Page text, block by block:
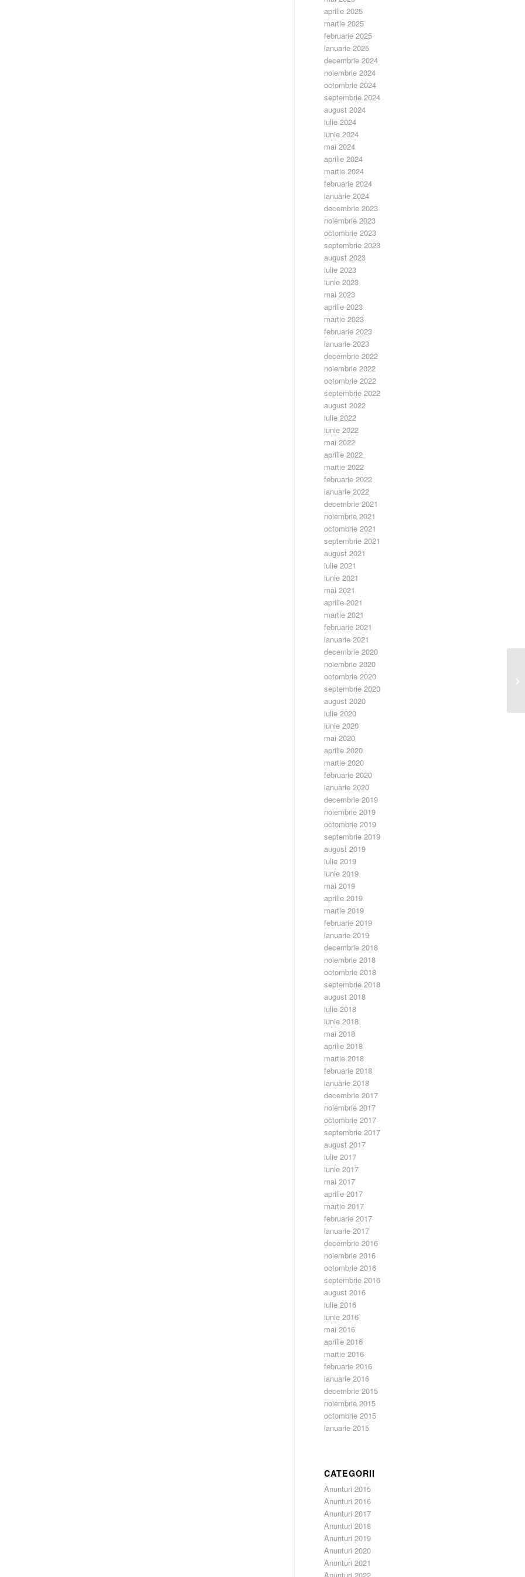
aprilie 2025
martie 2025
februarie 2025
ianuarie 2025
decembrie 2024
noiembrie 2024
octombrie 2024
septembrie 2024
august 2024
iulie 2024
iunie 2024
mai 2024
aprilie 2024
martie 2024
februarie 2024
ianuarie 2024
decembrie 2023
noiembrie 2023
octombrie 2023
septembrie 2023
august 2023
iulie 2023
iunie 2023
mai 2023
aprilie 2023
martie 2023
februarie 2023
ianuarie 2023
decembrie 2022
noiembrie 2022
octombrie 2022
septembrie 2022
august 2022
iulie 2022
iunie 2022
mai 2022
aprilie 2022
martie 2022
februarie 2022
ianuarie 2022
decembrie 2021
noiembrie 2021
octombrie 2021
septembrie 2021
august 2021
iulie 2021
iunie 2021
mai 2021
aprilie 2021
martie 2021
februarie 2021
ianuarie 2021
decembrie 2020
noiembrie 2020
octombrie 2020
septembrie 2020
august 2020
iulie 2020
iunie 2020
mai 2020
aprilie 2020
martie 2020
februarie 2020
ianuarie 2020
decembrie 2019
noiembrie 2019
octombrie 2019
septembrie 2019
august 2019
iulie 2019
iunie 2019
mai 2019
aprilie 2019
martie 2019
februarie 2019
ianuarie 2019
decembrie 2018
noiembrie 2018
octombrie 2018
septembrie 2018
august 2018
iulie 2018
iunie 2018
mai 2018
aprilie 2018
martie 2018
februarie 2018
ianuarie 2018
decembrie 2017
noiembrie 2017
octombrie 2017
septembrie 2017
august 2017
iulie 2017
iunie 2017
mai 2017
aprilie 2017
martie 2017
februarie 2017
ianuarie 2017
decembrie 2016
noiembrie 2016
octombrie 2016
septembrie 2016
august 2016
iulie 2016
iunie 2016
mai 2016
aprilie 2016
martie 2016
februarie 2016
ianuarie 2016
decembrie 2015
noiembrie 2015
octombrie 2015
ianuarie 2015
CATEGORII
Anunturi 2015
Anunturi 2016
Anunturi 2017
Anunturi 2018
Anunturi 2019
Anunturi 2020
Anunturi 2021